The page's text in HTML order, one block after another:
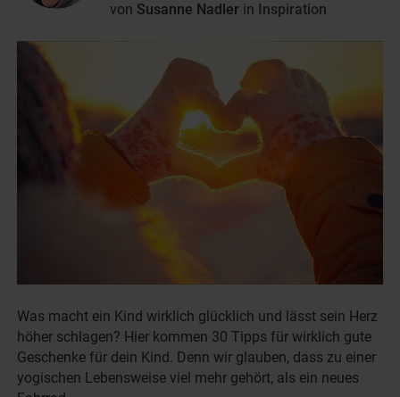
Was macht ein Kind wirklich glücklich und lässt sein Herz
höher schlagen? Hier kommen 30 Tipps für wirklich gute
Geschenke für dein Kind. Denn wir glauben, dass zu einer
yogischen Lebensweise viel mehr gehört, als ein neues
von Susanne Nadler in Inspiration